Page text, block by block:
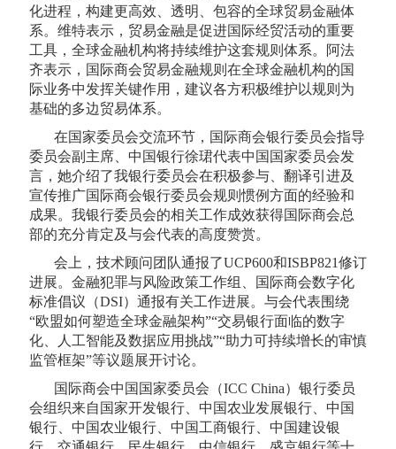
化进程，构建更高效、透明、包容的全球贸易金融体
系。维特表示，贸易金融是促进国际经贸活动的重要
工具，全球金融机构将持续维护这套规则体系。阿法
齐表示，国际商会贸易金融规则在全球金融机构的国
际业务中发挥关键作用，建议各方积极维护以规则为
基础的多边贸易体系。
在国家委员会交流环节，国际商会银行委员会指导
委员会副主席、中国银行徐珺代表中国国家委员会发
言，她介绍了我银行委员会在积极参与、翻译引进及
宣传推广国际商会银行委员会规则惯例方面的经验和
成果。我银行委员会的相关工作成效获得国际商会总
部的充分肯定及与会代表的高度赞赏。
会上，技术顾问团队通报了UCP600和ISBP821修订
进展。金融犯罪与风险政策工作组、国际商会数字化
标准倡议（DSI）通报有关工作进展。与会代表围绕
“欧盟如何塑造全球金融架构”“交易银行面临的数字
化、人工智能及数据应用挑战”“助力可持续增长的审慎
监管框架”等议题展开讨论。
国际商会中国国家委员会（ICC China）银行委员
会组织来自国家开发银行、中国农业发展银行、中国
银行、中国农业银行、中国工商银行、中国建设银